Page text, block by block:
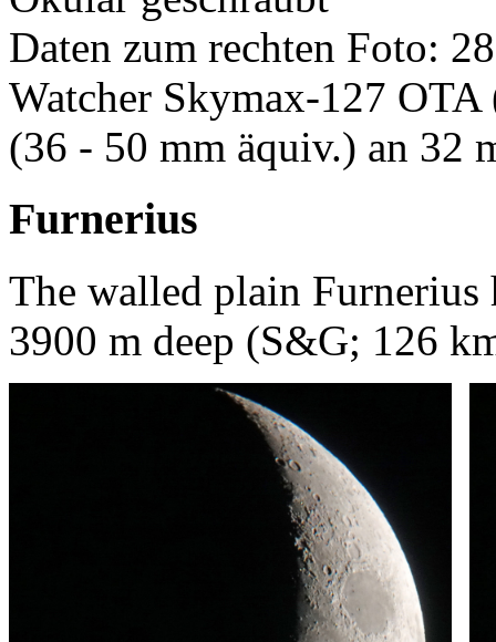
Daten zum rechten Foto:
Watcher Skymax-127
(36 - 50 mm äquiv.) an 32
Furnerius
The walled plain Furnerius
3900 m deep (S&G; 126